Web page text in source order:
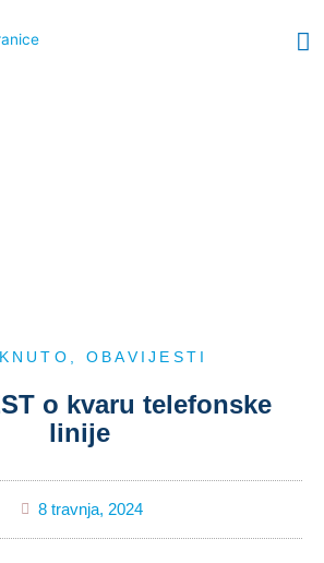
OBAVIJESTI
o kvaru telefonske
linije
8 travnja, 2024